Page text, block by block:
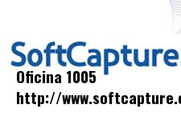
Oficina 1005
http://